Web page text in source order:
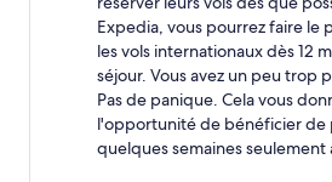
Expedia, vous pourrez faire le
les vols internationaux dès 12
séjour. Vous avez un peu trop
Pas de panique. Cela vous
l'opportunité de bénéficier de
quelques semaines seulement